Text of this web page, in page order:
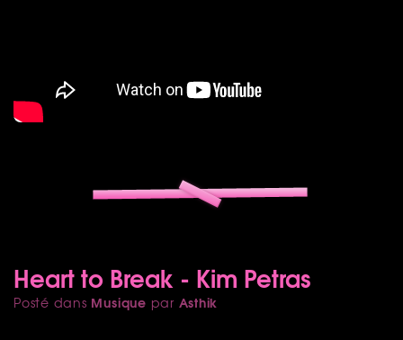
Heart to Break - Kim Petras
Posté dans Musique par Asthik